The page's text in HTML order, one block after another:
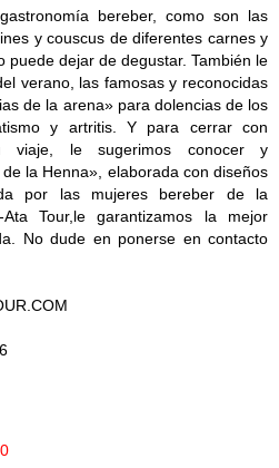
bereber, como son las
y couscus de diferentes carnes y
puede dejar de degustar. También le
verano, las famosas y reconocidas
de la arena» para dolencias de los
y artritis. Y para cerrar con
le sugerimos conocer y
la Henna», elaborada con diseños
por las mujeres bereber de la
Tour,le garantizamos la mejor
No dude en ponerse en contacto